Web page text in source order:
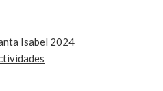
Isabel 2024